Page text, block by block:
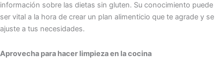
información sobre las dietas sin gluten. Su conocimiento puede
ser vital a la hora de crear un plan alimenticio que te agrade y se
ajuste a tus necesidades.
Aprovecha para hacer limpieza en la cocina